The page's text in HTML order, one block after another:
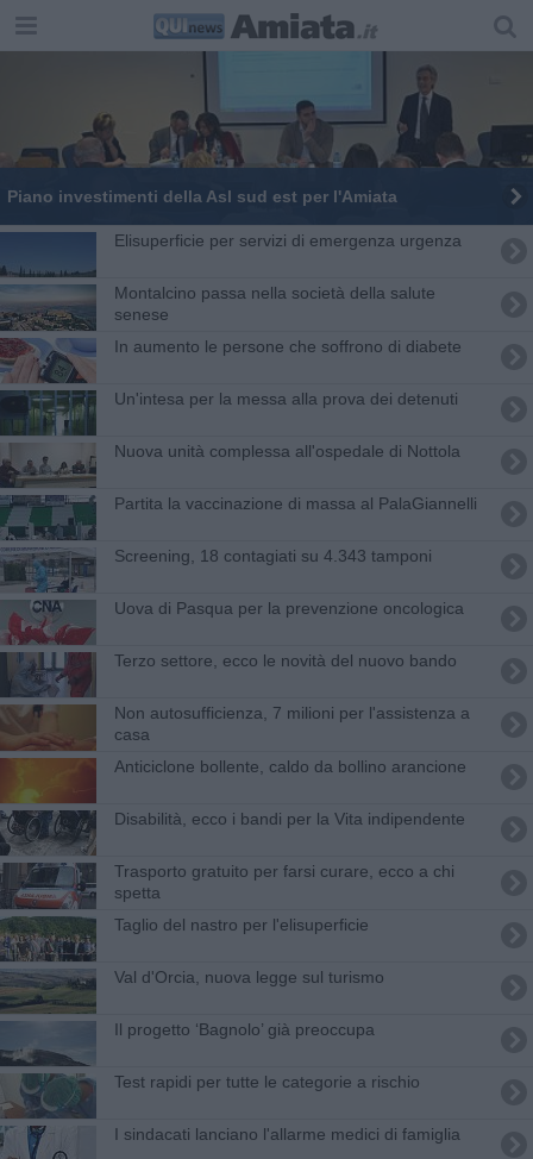
Piano investimenti della Asl sud est per l'Amiata
Elisuperficie per servizi di emergenza urgenza
Montalcino passa nella società della salute
senese
In aumento le persone che soffrono di diabete
Un'intesa per la messa alla prova dei detenuti
Nuova unità complessa all'ospedale di Nottola
Partita la vaccinazione di massa al PalaGiannelli
Screening, 18 contagiati su 4.343 tamponi
Uova di Pasqua per la prevenzione oncologica
Terzo settore, ecco le novità del nuovo bando
Non autosufficienza, 7 milioni per l'assistenza a
casa
Anticiclone bollente, caldo da bollino arancione
Disabilità, ecco i bandi per la Vita indipendente
Trasporto gratuito per farsi curare, ecco a chi
spetta
Taglio del nastro per l'elisuperficie
Val d'Orcia, nuova legge sul turismo
Il progetto ‘Bagnolo’ già preoccupa
Test rapidi per tutte le categorie a rischio
I sindacati lanciano l'allarme medici di famiglia